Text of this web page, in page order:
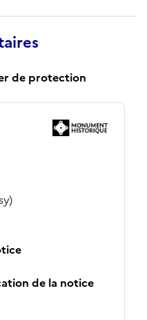
de protection
de la notice